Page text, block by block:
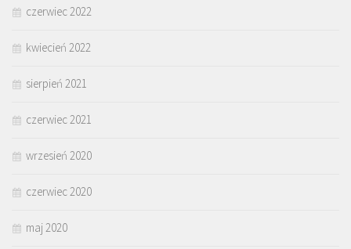
czerwiec 2022
kwiecień 2022
sierpień 2021
czerwiec 2021
wrzesień 2020
czerwiec 2020
maj 2020